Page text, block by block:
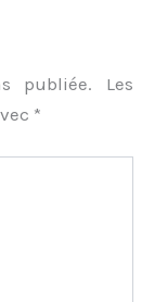
publiée.
Les
*